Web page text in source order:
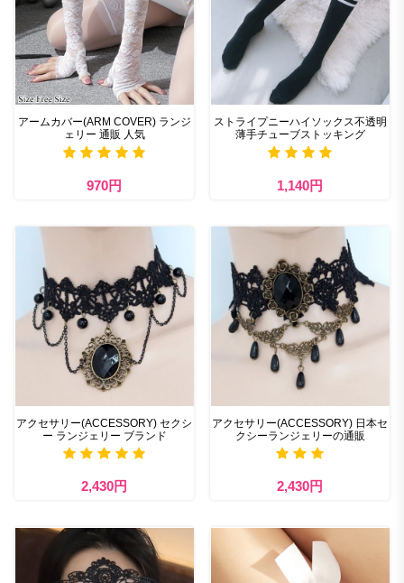
アームカバー(ARM COVER) ランジ
ェリー 通販 人気
970円
ストライプニーハイソックス不透明
薄手チューブストッキング
1,140円
アクセサリー(ACCESSORY) セクシ
ー ランジェリー ブランド
2,430円
アクセサリー(ACCESSORY) 日本セ
クシーランジェリーの通販
2,430円